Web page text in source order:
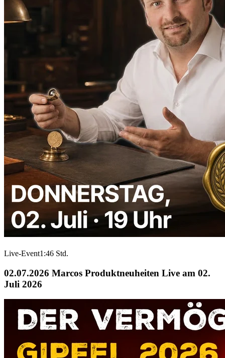
Live-Event1:46 Std.
02.07.2026 Marcos Produktneuheiten Live am 02.
Juli 2026